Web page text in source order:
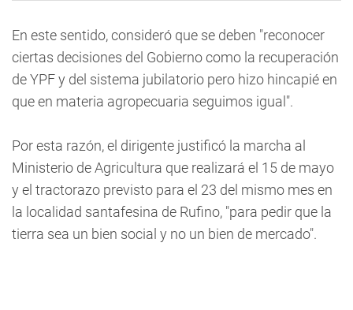
En este sentido, consideró que se deben "reconocer
ciertas decisiones del Gobierno como la recuperación
de YPF y del sistema jubilatorio pero hizo hincapié en
que en materia agropecuaria seguimos igual".
Por esta razón, el dirigente justificó la marcha al
Ministerio de Agricultura que realizará el 15 de mayo
y el tractorazo previsto para el 23 del mismo mes en
la localidad santafesina de Rufino, "para pedir que la
tierra sea un bien social y no un bien de mercado".